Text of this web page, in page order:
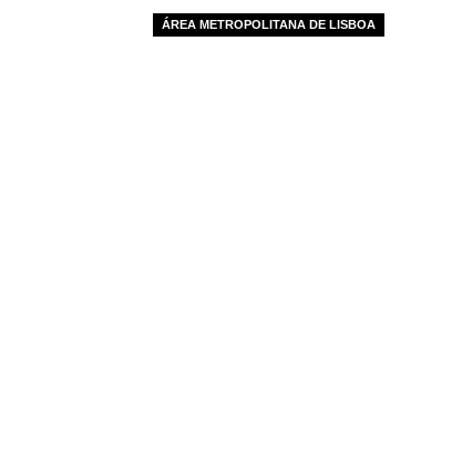
ÁREA METROPOLITANA DE LISBOA